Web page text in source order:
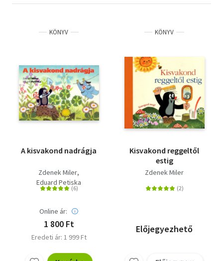
KÖNYV
A kisvakond nadrágja
Zdenek Miler
Eduard Petiska
Online ár:
1 800 Ft
Eredeti ár: 1 999 Ft
KÖNYV
Kisvakond reggeltől
estig
Zdenek Miler
Előjegyezhető